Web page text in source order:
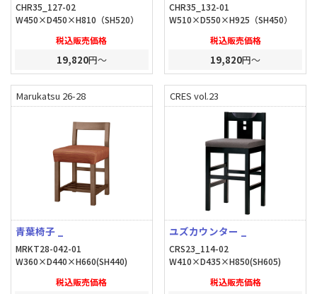
CHR35_127-02
W450×D450×H810（SH520）
税込販売価格
19,820円～
CHR35_132-01
W510×D550×H925（SH450）
税込販売価格
19,820円～
Marukatsu 26-28
青葉椅子 _
MRKT28-042-01
W360×D440×H660(SH440)
税込販売価格
CRES vol.23
ユズカウンター _
CRS23_114-02
W410×D435×H850(SH605)
税込販売価格